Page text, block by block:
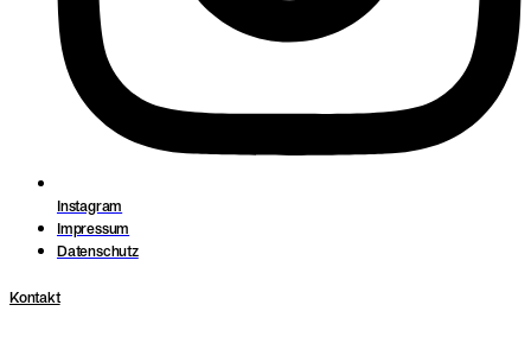
Instagram
Impressum
Datenschutz
Kontakt